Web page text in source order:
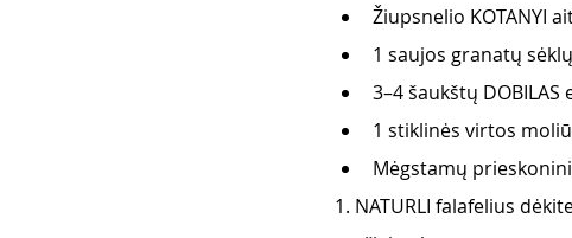
Žiupsnelio KOTANYI
1 saujos granatų sėklų
3–4 šaukštų
1 stiklinės virtos
Mėgstamų
1. NATURLI falafelius